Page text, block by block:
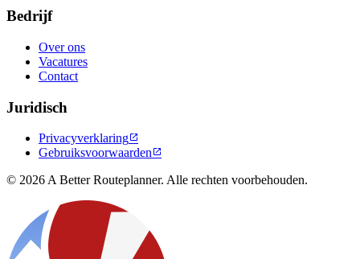
Bedrijf
Over ons
Vacatures
Contact
Juridisch
Privacyverklaring
Gebruiksvoorwaarden
© 2026 A Better Routeplanner. Alle rechten voorbehouden.